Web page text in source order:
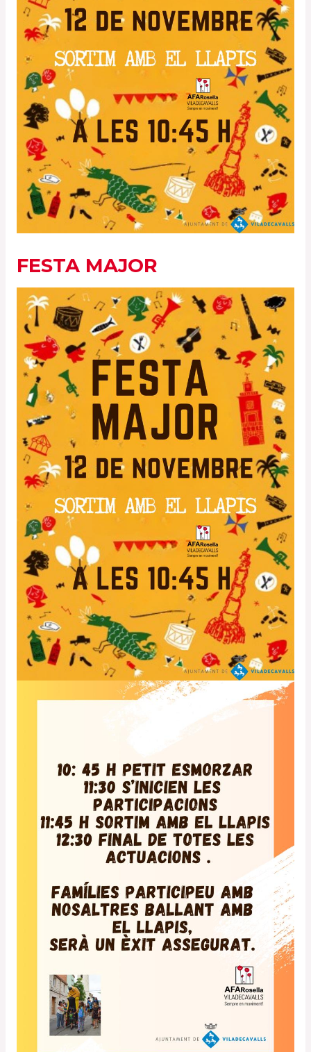
FESTA MAJOR